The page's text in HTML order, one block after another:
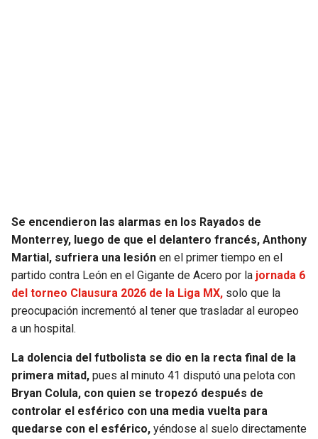
Se encendieron las alarmas en los Rayados de
Monterrey, luego de que el delantero francés, Anthony
Martial, sufriera una lesión en el primer tiempo en el
partido contra León en el Gigante de Acero por la jornada 6
del torneo Clausura 2026 de la Liga MX, solo que la
preocupación incrementó al tener que trasladar al europeo
a un hospital.
La dolencia del futbolista se dio en la recta final de la
primera mitad, pues al minuto 41 disputó una pelota con
Bryan Colula, con quien se tropezó después de
controlar el esférico con una media vuelta para
quedarse con el esférico, yéndose al suelo directamente